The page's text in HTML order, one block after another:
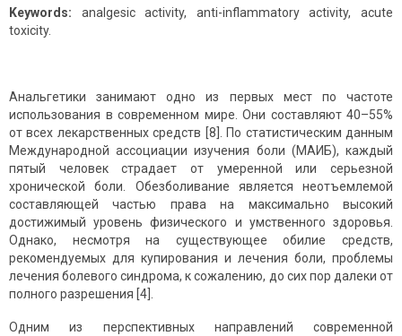
Keywords: analgesic activity, anti-inflammatory activity, acute
toxicity.
Анальгетики занимают одно из первых мест по частоте
использования в современном мире. Они составляют 40–55%
от всех лекарственных средств [8]. По статистическим данным
Международной ассоциации изучения боли (МАИБ), каждый
пятый человек страдает от умеренной или серьезной
хронической боли. Обезболивание является неотъемлемой
составляющей частью права на максимально высокий
достижимый уровень физического и умственного здоровья.
Однако, несмотря на существующее обилие средств,
рекомендуемых для купирования и лечения боли, проблемы
лечения болевого синдрома, к сожалению, до сих пор далеки от
полного разрешения [4].
Одним из перспективных направлений современной